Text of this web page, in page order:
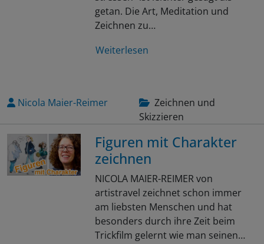
getan. Die Art, Meditation und
Zeichnen zu…
Weiterlesen
Nicola Maier-Reimer
Zeichnen und
Skizzieren
Figuren mit Charakter
zeichnen
NICOLA MAIER-REIMER von
artistravel zeichnet schon immer
am liebsten Menschen und hat
besonders durch ihre Zeit beim
Trickfilm gelernt wie man seinen…